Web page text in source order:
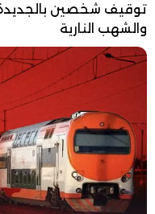
توقيف شخصين
والشهب النارية